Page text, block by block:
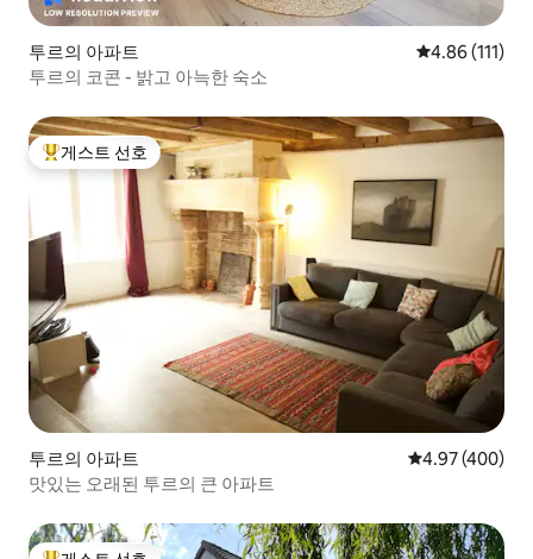
투르의 아파트 평점 4.86점(5
4.86 (111)
투르의 코콘 - 밝고 아늑한 숙소
상위 게스트 선호
게스트 선호
투르의 아파트 평점 4.97점(5
4.97 (400)
맛있는 오래된 투르의 큰 아파트